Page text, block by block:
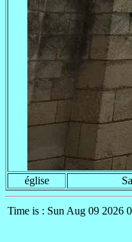
église
Time is : Sun Aug 09 2026